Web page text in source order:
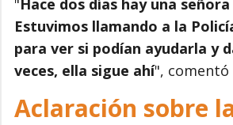
Estuvimos llamando a la
para ver si podían ayudarla y
veces, ella sigue ahí", comentó
Aclaración sobre